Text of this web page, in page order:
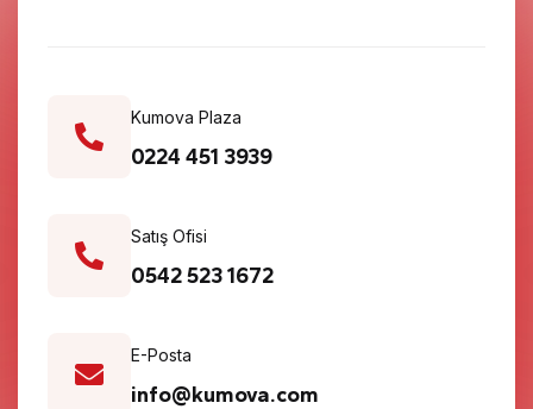
Kumova Plaza
0224 451 3939
Satış Ofisi
0542 523 1672
E-Posta
info@kumova.com